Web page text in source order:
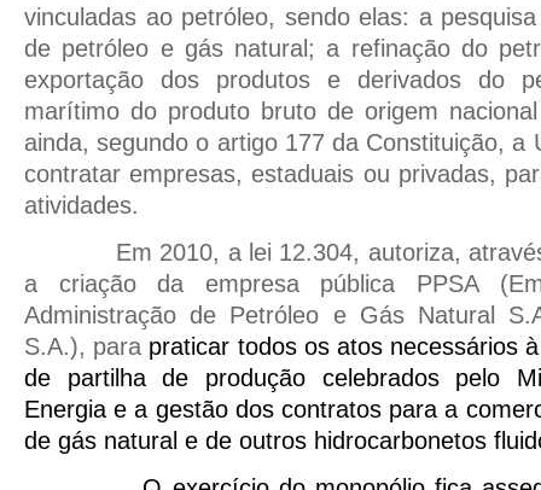
vinculadas ao petróleo, sendo elas: a
de petróleo e gás natural; a refinação do
exportação dos produtos e derivados do
marítimo do produto bruto de origem
ainda, segundo o artigo 177 da Constituição, a
contratar empresas, estaduais ou privadas,
atividades.
Em 2010, a lei 12.304, autoriza,
a criação da empresa pública PPSA
Administração de Petróleo e Gás Natural
S.A.), para praticar todos os atos necessários
de partilha de produção celebrados pelo
Energia e a gestão dos contratos para a
de gás natural e de outros hidrocarbonetos